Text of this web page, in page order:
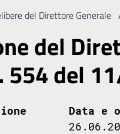
del Direttore Generale
del
554 del
Data e